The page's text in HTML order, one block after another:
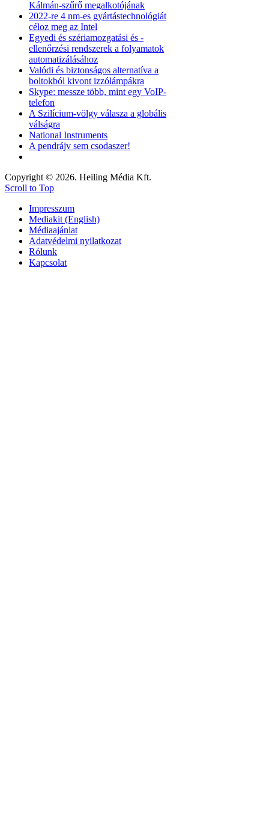
Kálmán-szűrő megalkotójának
2022-re 4 nm-es gyártástechnológiát
céloz meg az Intel
Egyedi és szériamozgatási és -
ellenőrzési rendszerek a folyamatok
automatizálásához
Valódi és biztonságos alternatíva a
boltokból kivont izzólámpákra
Skype: messze több, mint egy VoIP-
telefon
A Szilícium-völgy válasza a globális
válságra
National Instruments
A pendrájv sem csodaszer!
Copyright © 2026. Heiling Média Kft.
Scroll to Top
Impresszum
Mediakit (English)
Médiaajánlat
Adatvédelmi nyilatkozat
Rólunk
Kapcsolat